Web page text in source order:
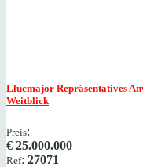
Llucmajor Repräsentatives
Weitblick
Preis:
€ 25.000.000
Ref: 27071